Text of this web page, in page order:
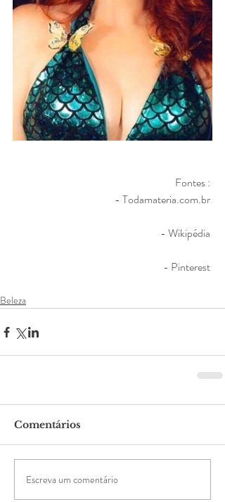
Fontes :
- Todamateria.com.br
- Wikipédia
- Pinterest
Beleza
Comentários
Escreva um comentário